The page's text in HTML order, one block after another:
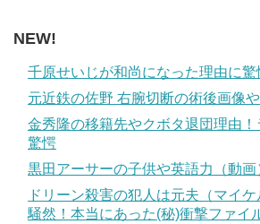
NEW!
千原せいじが和尚になった理由に驚
元近鉄の佐野 右腕切断の術後画像
金秀隆の移籍先やクボタ退団理由
驚愕
黒田アーサーの子供や英語力（動画
ドリーン殺害の犯人は元夫（マイ
騒然！本当にあった(秘)衝撃ファイ